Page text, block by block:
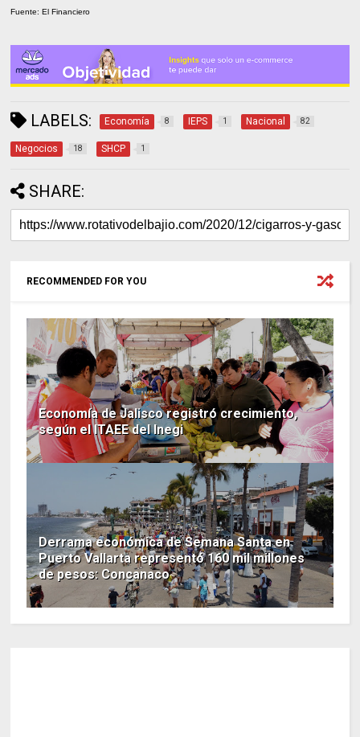
Fuente: El Financiero
LABELS: Economía 8 IEPS 1 Nacional 82
Negocios 18 SHCP 1
SHARE:
RECOMMENDED FOR YOU
Economía de Jalisco registró crecimiento,
según el ITAEE del Inegi
Derrama económica de Semana Santa en
Puerto Vallarta representó 160 mil millones
de pesos: Concanaco